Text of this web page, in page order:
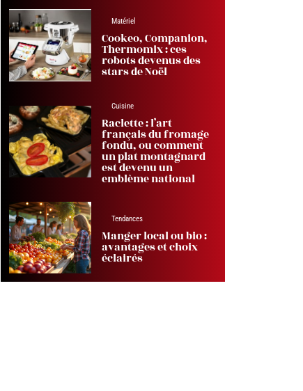
Matériel
Cookeo, Companion,
Thermomix : ces
robots devenus des
stars de Noël
Cuisine
Raclette : l’art
français du fromage
fondu, ou comment
un plat montagnard
est devenu un
emblème national
Tendances
Manger local ou bio :
avantages et choix
éclairés